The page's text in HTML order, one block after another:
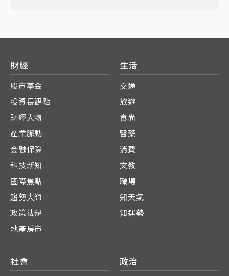
財經
股市基金
投資長觀點
財經人物
產業脈動
金融保險
科技新知
國際焦點
趨勢大師
政策法規
地產房市
生活
交通
旅遊
食尚
醫藥
消費
文教
職場
知天氣
知運勢
社會 政治